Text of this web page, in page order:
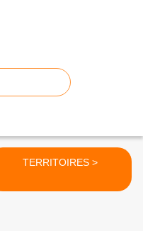
TERRITOIRES >